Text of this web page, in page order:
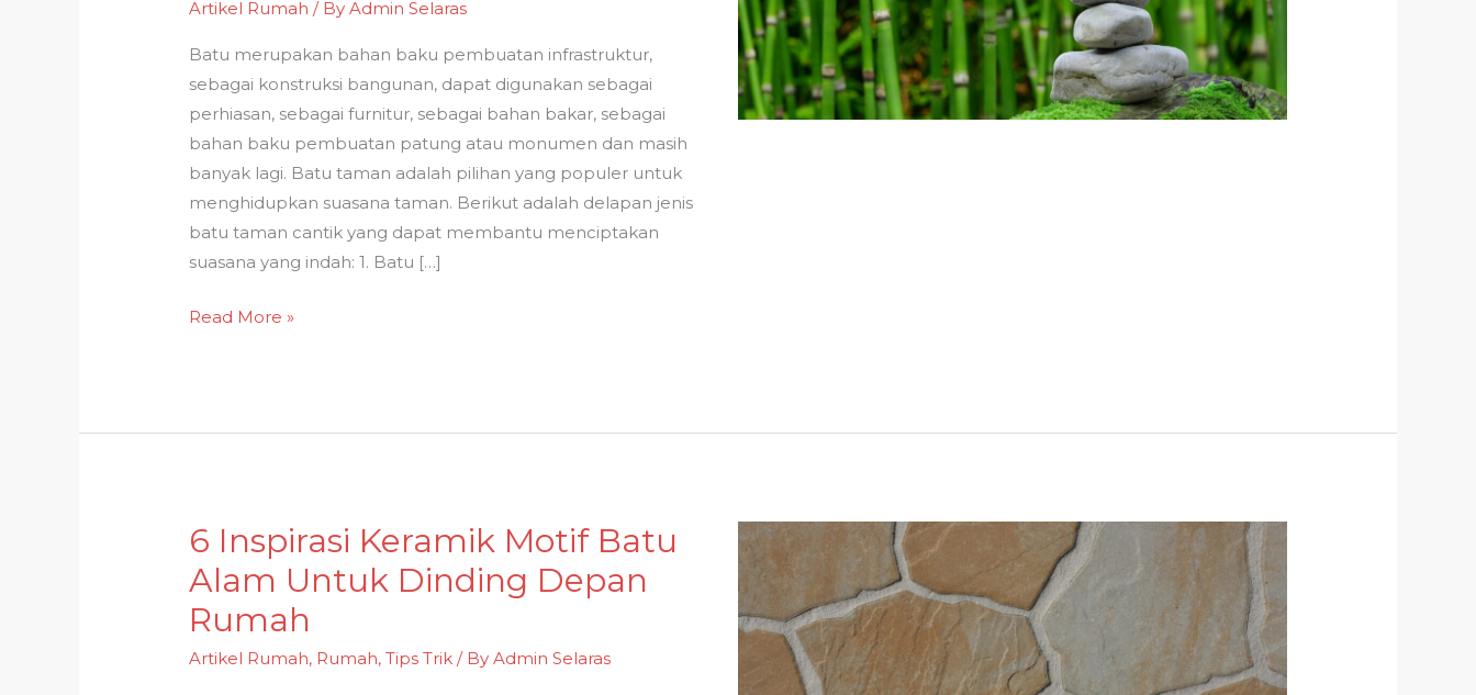
Artikel Rumah / ByAdmin Selaras
Batu merupakan bahan baku pembuatan infrastruktur,
sebagai konstruksi bangunan, dapat digunakan sebagai
perhiasan, sebagai furnitur, sebagai bahan bakar, sebagai
bahan baku pembuatan patung atau monumen dan masih
banyak lagi. Batu taman adalah pilihan yang populer untuk
menghidupkan suasana taman. Berikut adalah delapan jenis
batu taman cantik yang dapat membantu menciptakan
suasana yang indah: 1. Batu […]
Jenis
Batu
Taman
Cantik
Ini!
Read More »
6 Inspirasi Keramik Motif Batu
Alam Untuk Dinding Depan
Rumah
Artikel Rumah, Rumah,Tips Trik / ByAdmin Selaras
6
Inspirasi
Keramik
Motif
Batu